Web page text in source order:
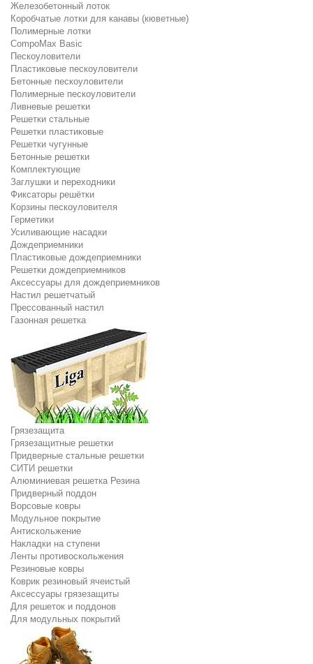
Железобетонный лоток
Коробчатые лотки для канавы (кюветные)
Полимерные лотки
CompoMax Basic
Пескоуловители
Пластиковые пескоуловители
Бетонные пескоуловители
Полимерные пескоуловители
Ливневые решетки
Решетки стальные
Решетки пластиковые
Решетки чугунные
Бетонные решетки
Комплектующие
Заглушки и переходники
Фиксаторы решётки
Корзины пескоуловителя
Герметики
Усиливающие насадки
Дождеприемники
Пластиковые дождеприемники
Решетки дождеприемников
Аксессуары для дождеприемников
Настил решетчатый
Прессованный настил
Газонная решетка
Грязезащита
Грязезащитные решетки
Придверные стальные решетки
СИТИ решетки
Алюминиевая решетка Резина
Придверный поддон
Ворсовые ковры
Модульное покрытие
Антискольжение
Накладки на ступени
Ленты противоскольжения
Резиновые ковры
Коврик резиновый ячеистый
Аксессуары грязезащиты
Для решеток и поддонов
Для модульных покрытий